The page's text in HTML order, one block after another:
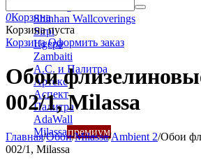
Shinhan Wallcoverings
Sirpi
Ugepa
Zambaiti
А.С. и Палитра
Артекс
Аспект
Палитра
AdaWall
Milassaпремиум
0Корзина
Корзина пуста
Корзина Оформить заказ
Обои
002/1, Milassa
Главная/Обои/Milassa/Ambient 2/Обои
002/1, Milassa